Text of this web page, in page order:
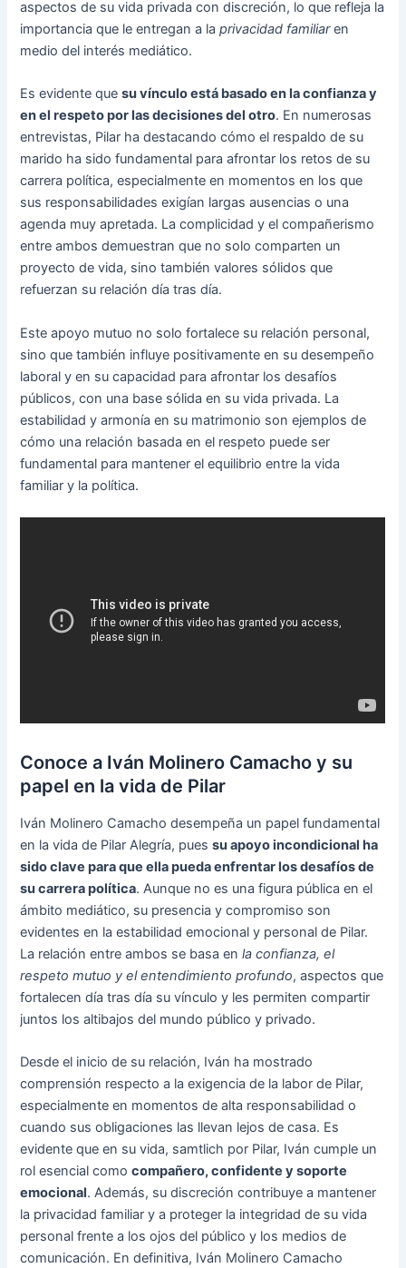
aspectos de su vida privada con discreción, lo que refleja la
importancia que le entregan a laprivacidad familiaren
medio del interés mediático.
Es evidente quesu vínculo está basado en la confianza y
en el respeto por las decisiones del otro. En numerosas
entrevistas, Pilar ha destacando cómo el respaldo de su
marido ha sido fundamental para afrontar los retos de su
carrera política, especialmente en momentos en los que
sus responsabilidades exigían largas ausencias o una
agenda muy apretada. La complicidad y el compañerismo
entre ambos demuestran que no solo comparten un
proyecto de vida, sino también valores sólidos que
refuerzan su relación día tras día.
Este apoyo mutuo no solo fortalece su relación personal,
sino que también influye positivamente en su desempeño
laboral y en su capacidad para afrontar los desafíos
públicos, con una base sólida en su vida privada. La
estabilidad y armonía en su matrimonio son ejemplos de
cómo una relación basada en el respeto puede ser
fundamental para mantener el equilibrio entre la vida
familiar y la política.
Conoce a Iván Molinero Camacho y su
papel en la vida de Pilar
Iván Molinero Camacho desempeña un papel fundamental
en la vida de Pilar Alegría, puessu apoyo incondicional ha
sido clave para que ella pueda enfrentar los desafíos de
su carrera política. Aunque no es una figura pública en el
ámbito mediático, su presencia y compromiso son
evidentes en la estabilidad emocional y personal de Pilar.
La relación entre ambos se basa enla confianza, el
respeto mutuo y el entendimiento profundo, aspectos que
fortalecen día tras día su vínculo y les permiten compartir
juntos los altibajos del mundo público y privado.
Desde el inicio de su relación, Iván ha mostrado
comprensión respecto a la exigencia de la labor de Pilar,
especialmente en momentos de alta responsabilidad o
cuando sus obligaciones las llevan lejos de casa. Es
evidente que en su vida, samtlich por Pilar, Iván cumple un
rol esencial comocompañero, confidente y soporte
emocional. Además, su discreción contribuye a mantener
la privacidad familiar y a proteger la integridad de su vida
personal frente a los ojos del público y los medios de
comunicación. En definitiva, Iván Molinero Camacho